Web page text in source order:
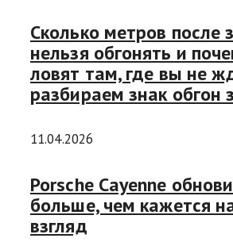
Сколько метров после
нельзя обгонять и
ловят там, где вы не
разбираем знак обгон
11.04.2026
Porsche Cayenne
больше, чем кажется
взгляд